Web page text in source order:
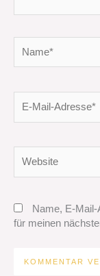
Mail-
Name, E-
für meinen